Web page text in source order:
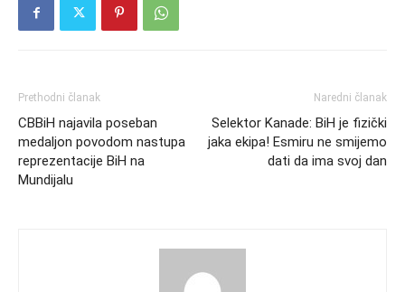
Prethodni članak
CBBiH najavila poseban
medaljon povodom nastupa
reprezentacije BiH na
Mundijalu
Naredni članak
Selektor Kanade: BiH je fizički
jaka ekipa! Esmiru ne smijemo
dati da ima svoj dan